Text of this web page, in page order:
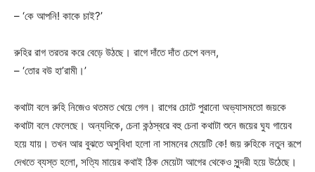
– ‘কে আপনি! কাকে চাই?’
রুহির রাগ তরতর করে বেড়ে উঠছে। রাগে দাঁতে দাঁত চেপে বলল,
– ‘তোর বউ হা’রামী।’
কথাটা বলে রুহি নিজেও থতমত খেয়ে গেল। রাগের চোটে পুরানো অভ্যাসমতো জয়কে
কথাটা বলে ফেলেছে। অন্যদিকে, চেনা কন্ঠস্বরে বহু চেনা কথাটা শুনে জয়ের ঘুয গায়েব
হয়ে যায়। তখন আর বুঝতে অসুবিধা হলো না সামনের মেয়েটি কে! জয় রুহিকে নতুন রূপে
দেখতে ব্যস্ত হলো, সত্যি মায়ের কথাই ঠিক মেয়েটা আগের থেকেও সুন্দরী হয়ে উঠেছে।